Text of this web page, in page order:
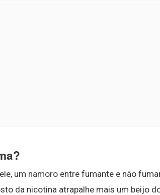
ele, um namoro entre fumante e não
da nicotina atrapalhe mais um beijo